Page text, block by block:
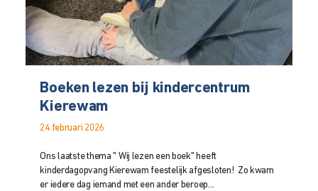
Boeken lezen bij kindercentrum
Kierewam
24 februari 2026
Ons laatste thema " Wij lezen een boek" heeft
kinderdagopvang Kierewam feestelijk afgesloten! Zo kwam
er iedere dag iemand met een ander beroep...